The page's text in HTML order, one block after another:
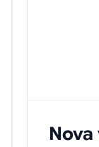
Nova